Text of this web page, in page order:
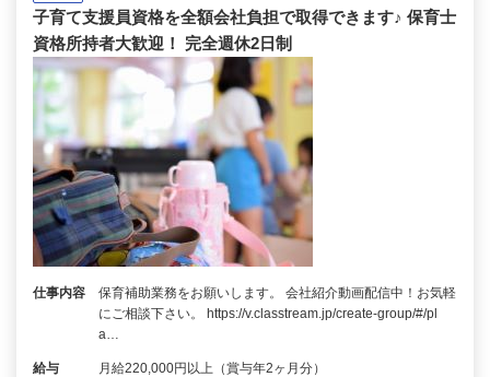
子育て支援員資格を全額会社負担で取得できます♪ 保育士
資格所持者大歓迎！ 完全週休2日制
仕事内容
保育補助業務をお願いします。 会社紹介動画配信中！お気軽
にご相談下さい。 https://v.classtream.jp/create-group/#/pl
a…
給与 月給220,000円以上（賞与年2ヶ月分）